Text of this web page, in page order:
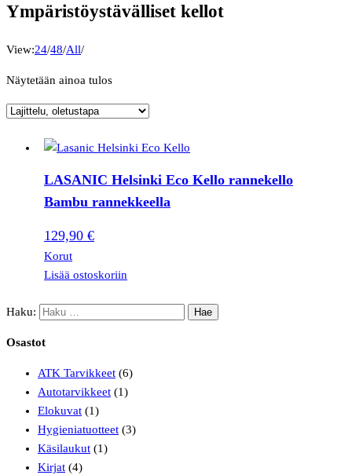
Ympäristöystävälliset kellot
View:24/48/All/
Näytetään ainoa tulos
LASANIC Helsinki Eco Kello rannekello
Bambu rannekkeella
129,90 €
Korut
Lisää ostoskoriin
Haku:
Osastot
ATK Tarvikkeet (6)
Autotarvikkeet (1)
Elokuvat (1)
Hygieniatuotteet (3)
Käsilaukut (1)
Kirjat (4)